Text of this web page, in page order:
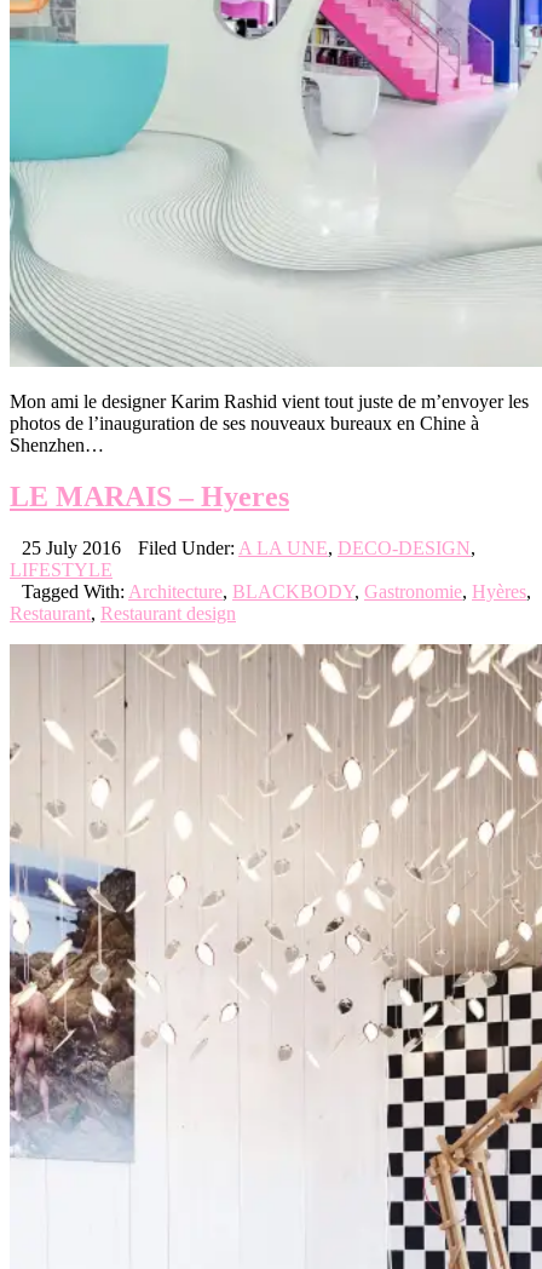
Mon ami le designer Karim Rashid vient tout juste de m’envoyer les
photos de l’inauguration de ses nouveaux bureaux en Chine à
Shenzhen…
LE MARAIS – Hyeres
25 July 2016 Filed Under: A LA UNE, DECO-DESIGN,
LIFESTYLE
Tagged With: Architecture, BLACKBODY, Gastronomie, Hyères,
Restaurant, Restaurant design